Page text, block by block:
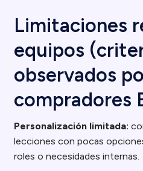
Limitaciones
equipos
observados
compradores
Personalización limitada:
lecciones con pocas
roles o necesidades internas.